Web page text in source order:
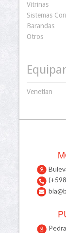
Vitrinas
Sistemas
Barandas
Otros
Venetian